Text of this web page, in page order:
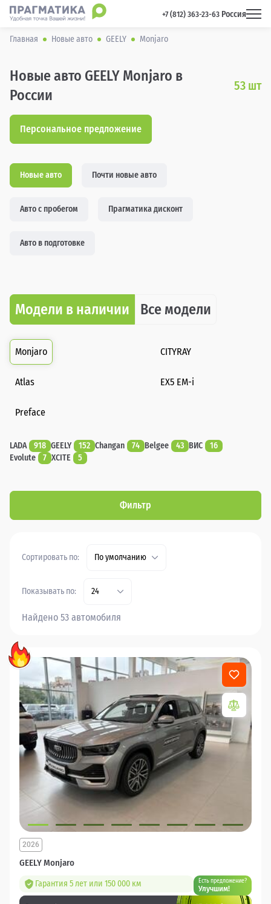
+7 (812) 363-23-63 Россия
Главная Новые авто GEELY Monjaro
Новые авто GEELY Monjaro в
России
53 шт
Персональное предложение
Новые авто Почти новые авто
Авто с пробегом Прагматика дисконт
Авто в подготовке
Модели в наличии Все модели
Monjaro CITYRAY
Atlas EX5 EM-i
Preface
LADA 918 GEELY 152 Changan 74 Belgee 43 ВИС
16
Evolute
7 XCITE 5
Фильтр
Сортировать по: По умолчанию
Показывать по: 24
Найдено 53 автомобиля
GEELY Monjaro
2026
Гарантия 5 лет или 150 000 км Есть предложение?
Улучшим!